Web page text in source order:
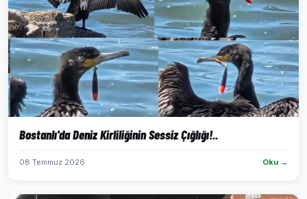
Bostanlı'da Deniz Kirliliğinin Sessiz Çığlığı!..
08 Temmuz 2026 Oku →